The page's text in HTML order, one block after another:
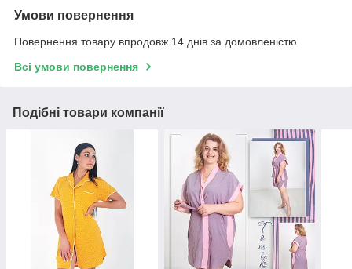
Умови повернення
Повернення товару впродовж 14 днів за домовленістю
Всі умови повернення
Подібні товари компанії